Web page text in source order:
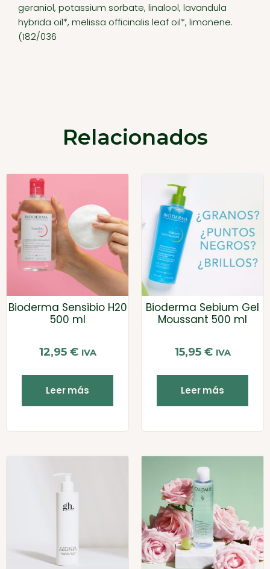
geraniol, potassium sorbate, linalool, lavandula
hybrida oil*, melissa officinalis leaf oil*, limonene.
(182/036
Relacionados
Bioderma Sensibio H20
500 ml
12,95 € IVA
Leer más
Bioderma Sebium Gel
Moussant 500 ml
15,95 € IVA
Leer más